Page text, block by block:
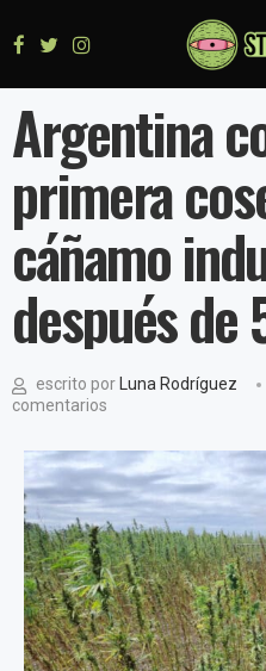
Argentina
primera
cáñamo
después de
escrito porLuna Rodríguez
comentarios